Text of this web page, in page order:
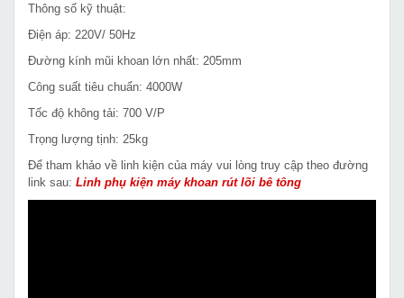
Thông số kỹ thuật:
Điện áp: 220V/ 50Hz
Đường kính mũi khoan lớn nhất: 205mm
Công suất tiêu chuẩn: 4000W
Tốc độ không tải: 700 V/P
Trọng lượng tịnh: 25kg
Để tham khảo về linh kiện của máy vui lòng truy cập theo đường
link sau: Linh phụ kiện máy khoan rút lõi bê tông